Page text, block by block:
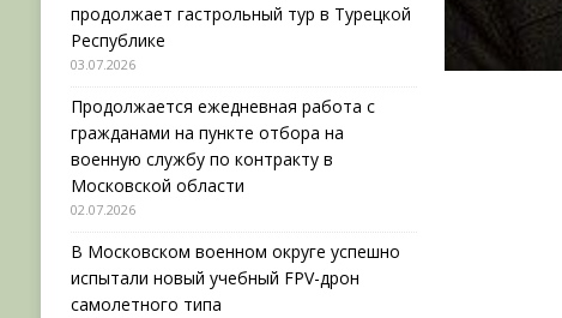
продолжает гастрольный тур в Турецкой
Республике
03.07.2026
Продолжается ежедневная работа с
гражданами на пункте отбора на
военную службу по контракту в
Московской области
02.07.2026
В Московском военном округе успешно
испытали новый учебный FPV-дрон
самолетного типа